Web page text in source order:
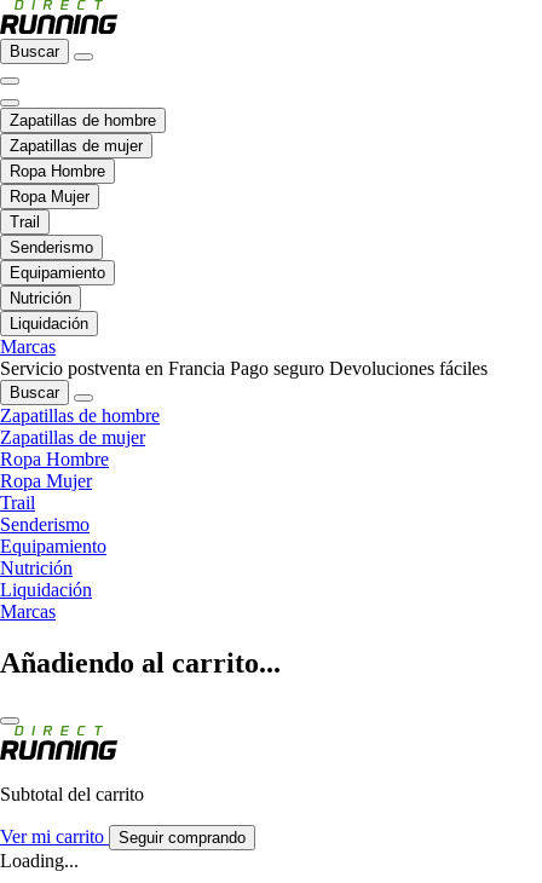
Buscar
Zapatillas de hombre
Zapatillas de mujer
Ropa Hombre
Ropa Mujer
Trail
Senderismo
Equipamiento
Nutrición
Liquidación
Marcas
Servicio postventa en Francia Pago seguro Devoluciones fáciles
Buscar
Zapatillas de hombre
Zapatillas de mujer
Ropa Hombre
Ropa Mujer
Trail
Senderismo
Equipamiento
Nutrición
Liquidación
Marcas
Añadiendo al carrito...
Subtotal del carrito
Ver mi carrito Seguir comprando
Loading...